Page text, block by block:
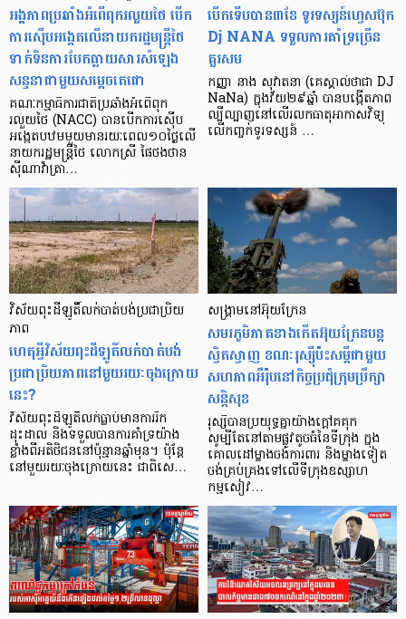
អង្គភាពប្រឆាំងអំពើពុករលួយថៃ បើក
ការស៊ើបអង្កេតលើនាយករដ្ឋមន្ត្រីថៃ
ទាក់ទិនការបែកធ្លាយសារសំឡេង
សន្ទនាជាមួយសម្ដេចតេជោ
គណៈកម្មាធិការជាតិប្រឆាំងអំពើពុក
រលួយថៃ (NACC) បានបើកការស៊ើប
អង្កេតបឋមមួយមានរយៈពេល១០ថ្ងៃលើ
នាយករដ្ឋមន្ត្រីថៃ លោកស្រី ផៃថងថាន
ស៊ីណាវ៉ាត្រា…
បើក​ទើប​បាន​៣​ខែ ទូរទស្សន៍​ហ្វេសប៊ុក
Dj NANA ទទួល​ការ​គាំទ្រ​ច្រើន​
គួរសម
កញ្ញា នាង សុវាតនា (គេស្គាល់ថាជា DJ
NaNa) ក្នុង​វ័យ​២៩​ឆ្នាំ បាន​បង្កើត​ភាព​
ល្បី​ល្បាញ​នៅ​លើ​រលក​ធាតុ​អាកាស​វិទ្យុ
លើ​កញ្ចក់​ទូរទស្សន៍ …
វិស័យពុះដីឡូតិ៍លក់បាត់បង់ប្រជាប្រិយ
ភាព
ហេតុអ្វីវិស័យពុះដីឡូតិ៍លក់បាត់បង់
ប្រជាប្រិយភាពនៅមួយរយៈចុងក្រោយ
នេះ?
វិស័យពុះដីឡូតិ៍លក់ធ្លាប់មានការរីក
ដុះដាល និងទទួលបានការគាំទ្រយ៉ាង
ខ្លាំងពីអតិថិជននៅប៉ុន្មានឆ្នាំមុន។ ប៉ុន្តែ
នៅមួយរយៈចុងក្រោយនេះ ជាពិសេ…
សង្គ្រាមនៅអ៊ុយក្រែន
សមរភូមិភាគខាងកើតអ៊ុយក្រែនបន្ដ
ស្វិតស្វាញ ខណៈរុស្ស៊ីប៉ះសម្ដីជាមួយ
សហភាពអឺរ៉ុបនៅកិច្ចប្រជុំក្រុមប្រឹក្សា
សន្តិសុខ
រុស្ស៊ីបានប្រយុទ្ធគ្នាយ៉ាងក្តៅគគុក
សូម្បីតែនៅតាមផ្លូវតូចធំនៃទីក្រុង ក្នុង
គោលដៅម្ខាងចង់ការពារ និងម្ខាងទៀត
ចង់គ្រប់គ្រងទៅលើទីក្រុងឧស្សាហ
កម្មសៀវ…